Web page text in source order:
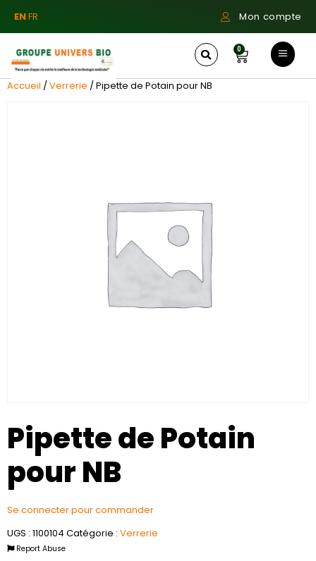
ENFR Mon compte
0
Accueil /Verrerie / Pipette de Potain pour NB
Pipette de Potain
pour NB
Se connecter pour commander
UGS : 1100104 Catégorie : Verrerie
Report Abuse